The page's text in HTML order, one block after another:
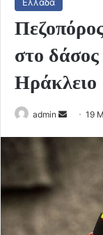
στο
Ηράκλειο
admin
Send19